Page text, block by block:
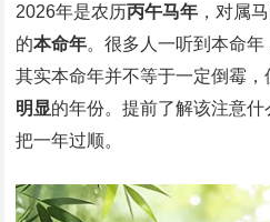
2026年是农历丙午马年 ，对属
的本命年。很多人一听到本命年
其实本命年并不等于一定倒霉
明显的年份。提前了解该注意什
把一年过顺。